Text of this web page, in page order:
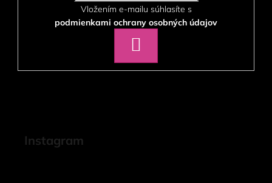
podmienkami ochrany osobných údajov
SA
Instagram